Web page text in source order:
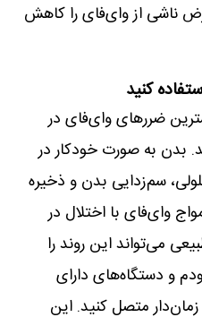
ناشی از وای‌فای را کاهش
کنید
ضررهای وای‌فای در
بدن به صورت خودکار در
سم‌زدایی بدن و ذخیره
وای‌فای با اختلال در
می‌تواند این روند را
و دستگاه‌های دارای
متصل کنید. این